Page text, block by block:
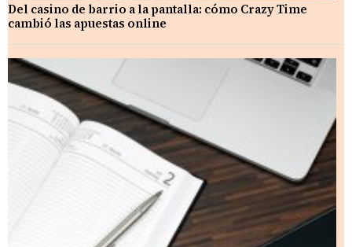
Del casino de barrio a la pantalla: cómo Crazy Time
cambió las apuestas online